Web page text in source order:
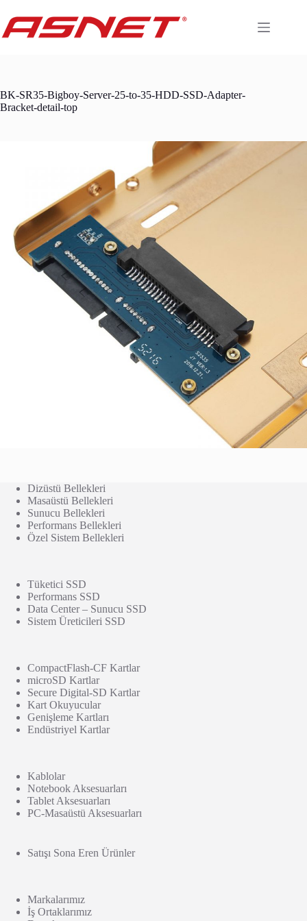
content
BK-SR35-Bigboy-Server-25-to-35-HDD-SSD-Adapter-
Bracket-detail-top
Dizüstü Bellekleri
Masaüstü Bellekleri
Sunucu Bellekleri
Performans Bellekleri
Özel Sistem Bellekleri
Tüketici SSD
Performans SSD
Data Center – Sunucu SSD
Sistem Üreticileri SSD
CompactFlash-CF Kartlar
microSD Kartlar
Secure Digital-SD Kartlar
Kart Okuyucular
Genişleme Kartları
Endüstriyel Kartlar
Kablolar
Notebook Aksesuarları
Tablet Aksesuarları
PC-Masaüstü Aksesuarları
Satışı Sona Eren Ürünler
Markalarımız
İş Ortaklarımız